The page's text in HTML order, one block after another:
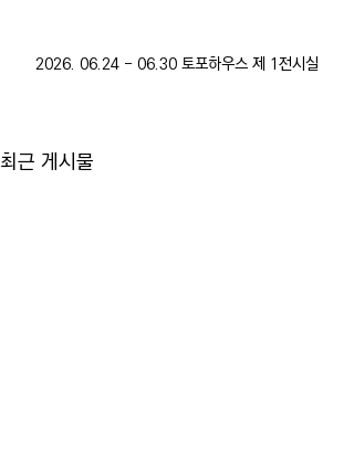
2026. 06.24 - 06.30 토포하우스 제 1전시실
최근 게시물